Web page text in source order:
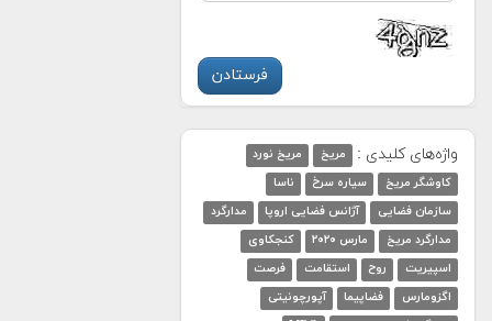
واژه‌های کلیدی : مریخ
مریخ نورد
کاوشگر مریخ
سیاره سرخ
ناسا
سازمان فضایی
آژانس فضایی اروپا
مدارگرد
مدارگرد مریخ
مارس ۲۰۲۰
کنجکاوی
اسپیریت
روح استقامت
فرصت
اگزومارس
فضاپیما
آپورچونیتی